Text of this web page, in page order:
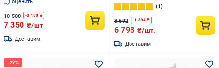
Черный матовый
(6.1.0402.06.BM)
оценить
10 500 -3 150 ₴
7 350 ₴/шт.
Доставим
Greenwich 770х530 черный мат
1
8 692 -1 894 ₴
6 798 ₴/шт.
Доставим